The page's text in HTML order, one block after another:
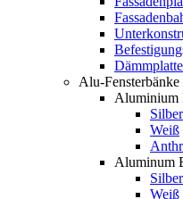
Alu-
Aluminium
Silber
Weiß
Aluminum
Silber
Weiß